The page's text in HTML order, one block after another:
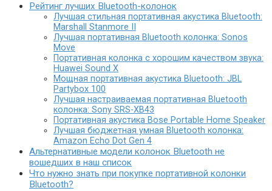
Рейтинг лучших Bluetooth-колонок
Лучшая стильная портативная акустика Bluetooth:
Marshall Stanmore II
Лучшая портативная Bluetooth колонка: Sonos
Move
Портативная колонка с хорошим качеством звука:
Huawei Sound X
Мощная портативная акустика Bluetooth: JBL
Partybox 100
Лучшая настраиваемая портативная Bluetooth
колонка: Sony SRS-XB43
Портативная акустика Bose Portable Home Speaker
Лучшая бюджетная умная Bluetooth колонка:
Amazon Echo Dot Gen 4
Альтернативные модели колонок Bluetooth не
вошедших в наш список
Что нужно знать при покупке портативной колонки
Bluetooth?